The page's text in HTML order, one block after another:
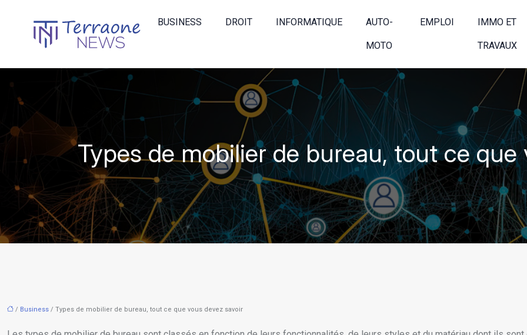
BUSINESS DROIT INFORMATIQUE AUTO-
MOTO
EMPLOI IMMO ET
TRAVAUX
Types de mobilier de bureau, tout ce que
/ Business / Types de mobilier de bureau, tout ce que vous devez savoir